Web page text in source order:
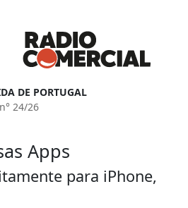
DE PORTUGAL
24/26
Apps
para iPhone,